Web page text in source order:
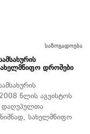
საზოგადოება
დროშები
წლის აგვისტოს
დაღუპულთა
ნიშნად, სახელმწიფო